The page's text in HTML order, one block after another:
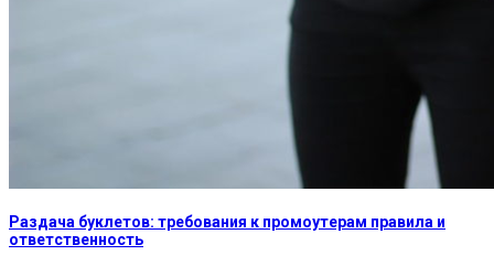
Раздача буклетов: требования к промоутерам правила и
ответственность